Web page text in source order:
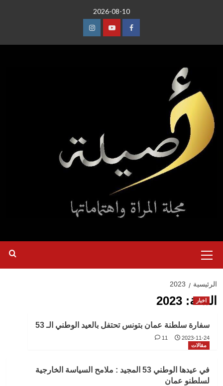
2026-08-10
عنصر عنصر عنصر
الرئيسية
الرئيسية 2023
السنة:2023 اخبار
سفارة سلطنة عمان بتونس تحتفل بالعيد الوطني الـ 53
2023-11-24
11
مقالات
في عيدها الوطني 53 المجيد : ملامح السياسة الخارجية
لسلطنو عمان